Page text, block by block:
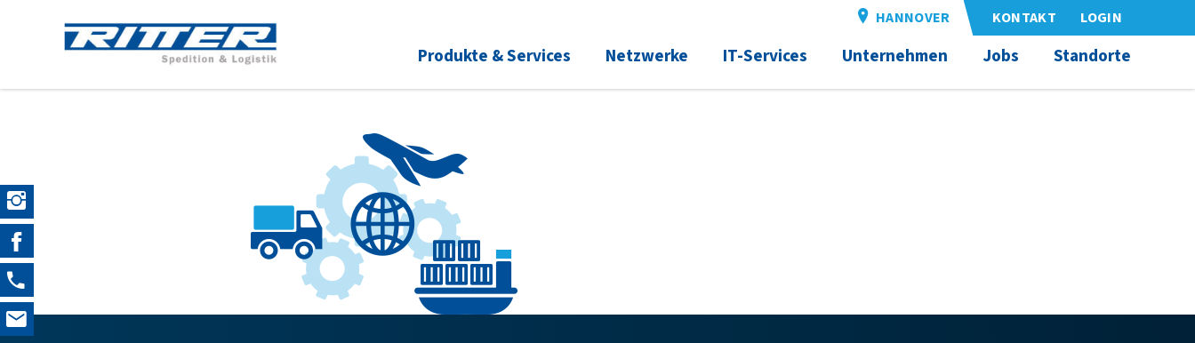
HANNOVER KONTAKT LOGIN
Produkte & Services Netzwerke IT-Services Unternehmen Jobs Standorte